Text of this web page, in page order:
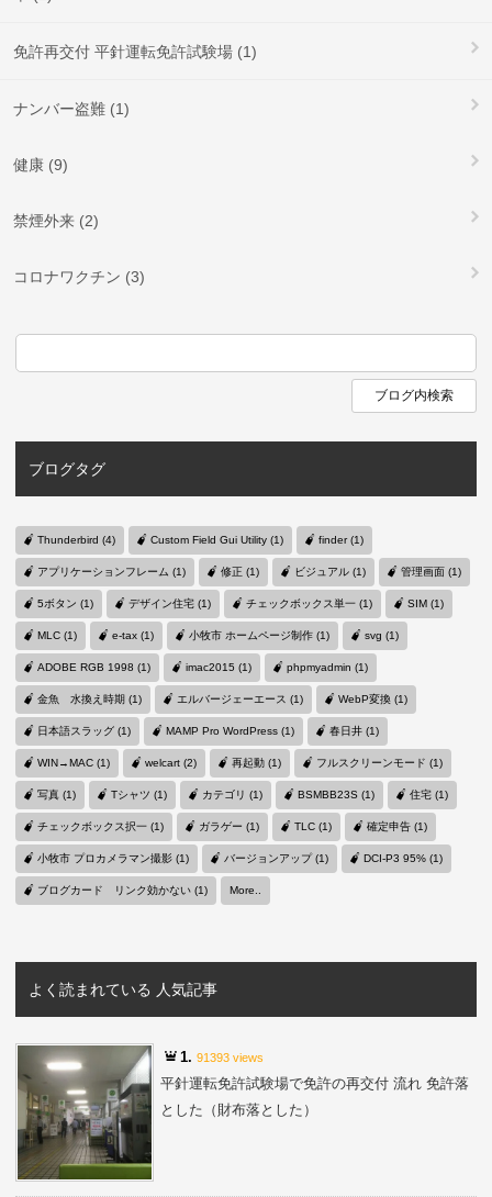
免許再交付 平針運転免許試験場 (1)
ナンバー盗難 (1)
健康 (9)
禁煙外来 (2)
コロナワクチン (3)
ブログタグ
Thunderbird (4) Custom Field Gui Utility (1) finder (1)
アプリケーションフレーム (1) 修正 (1) ビジュアル (1) 管理画面 (1)
5ボタン (1) デザイン住宅 (1) チェックボックス単一 (1) SIM (1)
MLC (1) e-tax (1) 小牧市 ホームページ制作 (1) svg (1)
ADOBE RGB 1998 (1) imac2015 (1) phpmyadmin (1)
金魚 水換え時期 (1) エルバージェーエース (1) WebP変換 (1)
日本語スラッグ (1) MAMP Pro WordPress (1) 春日井 (1)
WIN→MAC (1) welcart (2) 再起動 (1) フルスクリーンモード (1)
写真 (1) Tシャツ (1) カテゴリ (1) BSMBB23S (1) 住宅 (1)
チェックボックス択一 (1) ガラゲー (1) TLC (1) 確定申告 (1)
小牧市 プロカメラマン撮影 (1) バージョンアップ (1) DCI-P3 95% (1)
ブログカード リンク効かない (1) More..
よく読まれている 人気記事
1.91393 views
平針運転免許試験場で免許の再交付 流れ 免許落
とした（財布落とした）